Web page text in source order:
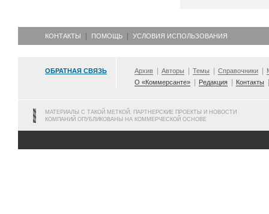
КОНТАКТЫ ПОМОЩЬ УСЛОВИЯ ИСПОЛЬЗОВАНИЯ
ОБРАТНАЯ СВЯЗЬ Архив Авторы Темы Справочники
О «Коммерсанте»
Редакция Контакты
МАТЕРИАЛЫ С ТАКОЙ МЕТКОЙ, ПАРТНЕРСКИЕ ПРОЕКТЫ И НОВОСТИ
КОМПАНИЙ ОПУБЛИКОВАНЫ НА КОММЕРЧЕСКОЙ ОСНОВЕ